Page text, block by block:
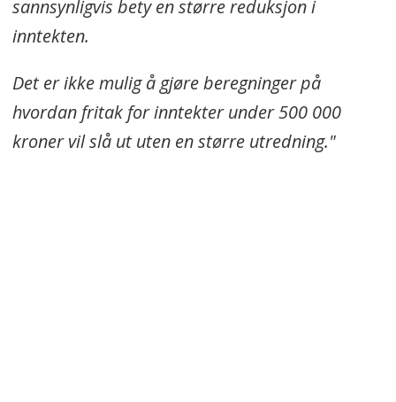
sannsynligvis bety en større reduksjon i
inntekten.
Det er ikke mulig å gjøre beregninger på
hvordan fritak for inntekter under 500 000
kroner vil slå ut uten en større utredning."